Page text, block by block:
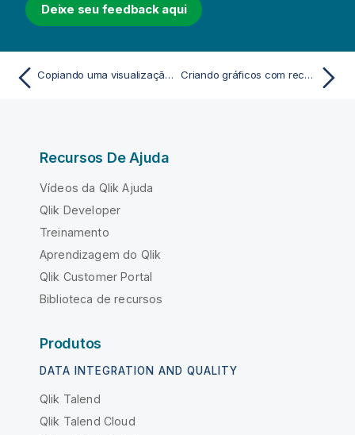
Deixe seu feedback aqui
Copiando uma visualização de uma visualização existente Criando gráficos com reconhecimento do tempo
Recursos De Ajuda
Vídeos da Qlik Ajuda
Qlik Developer
Treinamento
Aprendizagem do Qlik
Qlik Customer Portal
Biblioteca de recursos
Produtos
DATA INTEGRATION AND QUALITY
Qlik Talend
Qlik Talend Cloud